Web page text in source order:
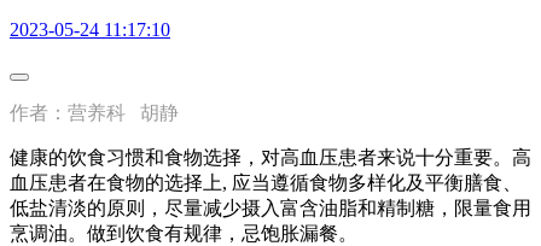
2023-05-24 11:17:10
作者：营养科 胡静
健康的饮食习惯和食物选择，对高血压患者来说十分重要。高
血压患者在食物的选择上, 应当遵循食物多样化及平衡膳食、
低盐清淡的原则，尽量减少摄入富含油脂和精制糖，限量食用
烹调油。做到饮食有规律，忌饱胀漏餐。